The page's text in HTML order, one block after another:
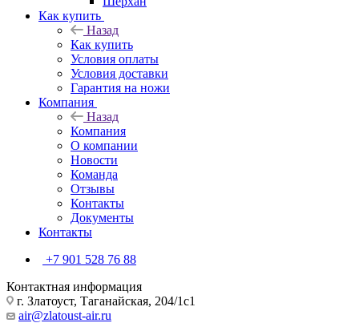
Как купить
Назад
Как купить
Условия оплаты
Условия доставки
Гарантия на ножи
Компания
Назад
Компания
О компании
Новости
Команда
Отзывы
Контакты
Документы
Контакты
+7 901 528 76 88
Контактная информация
г. Златоуст, Таганайская, 204/1с1
air@zlatoust-air.ru